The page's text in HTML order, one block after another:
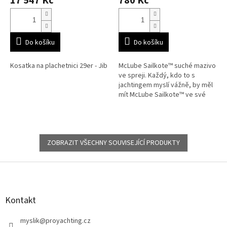
Do košíku
Kosatka na plachetnici 29er - Jib
Do košíku
McLube Sailkote™ suché mazivo
ve spreji. Každý, kdo to s
jachtingem myslí vážně, by měl
mít McLube Sailkote™ ve své
ZOBRAZIT VŠECHNY SOUVISEJÍCÍ PRODUKTY
Z
Kontakt
myslik@proyachting.cz